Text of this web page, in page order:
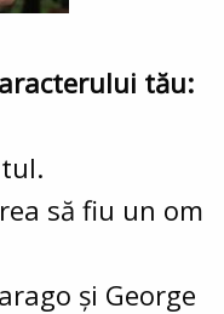
tău:
să fiu un om
și George